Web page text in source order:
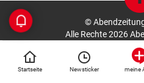
Startseite Newsticker meine
©
Alle Rechte 2026